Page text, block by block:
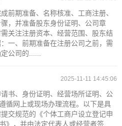
前期准备、名称核准、工商注册、
，并准备股东身份证明、公司章
关注注册资本、经营范围、股东结
一、前期准备在注册公司之前，需
公司的......
2025-11-11 14:45:06
书、身份证明、经营场所证明、公
循网上或现场办理流程。以下是具
交规范的《个体工商户设立登记申
》，并由法定代表人或经营者签